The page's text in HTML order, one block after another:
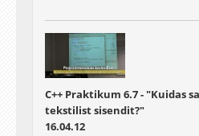
C++ Praktikum 6.7 - "Kuidas
tekstilist sisendit?"
16.04.12